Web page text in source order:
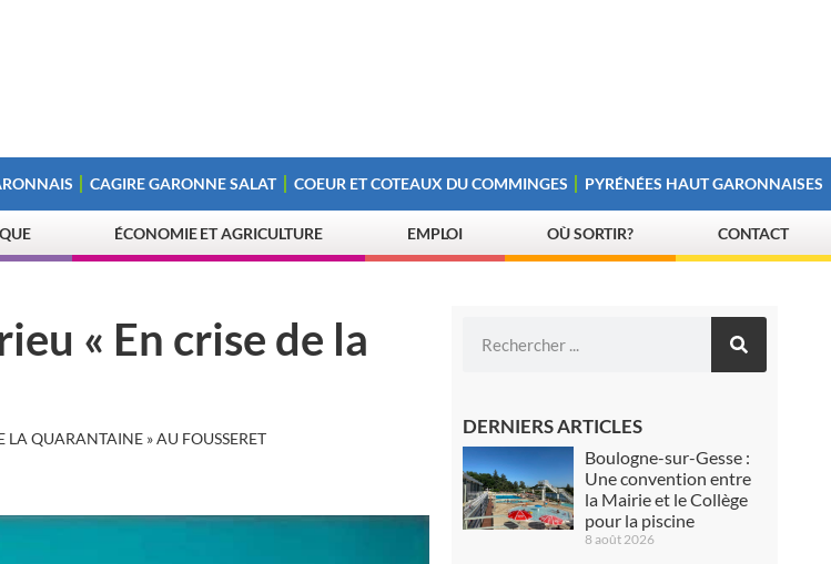
CAGIRE GARONNE SALAT COEUR ET COTEAUX DU COMMINGES PYRÉNÉES HAUT GARONNAISES
ÉCONOMIE ET AGRICULTURE EMPLOI OÙ SORTIR? CONTACT
« En crise de la
LA QUARANTAINE » AU FOUSSERET
DERNIERS ARTICLES
Boulogne-sur-Gesse :
Une convention entre
la Mairie et le Collège
pour la piscine
8 août 2026